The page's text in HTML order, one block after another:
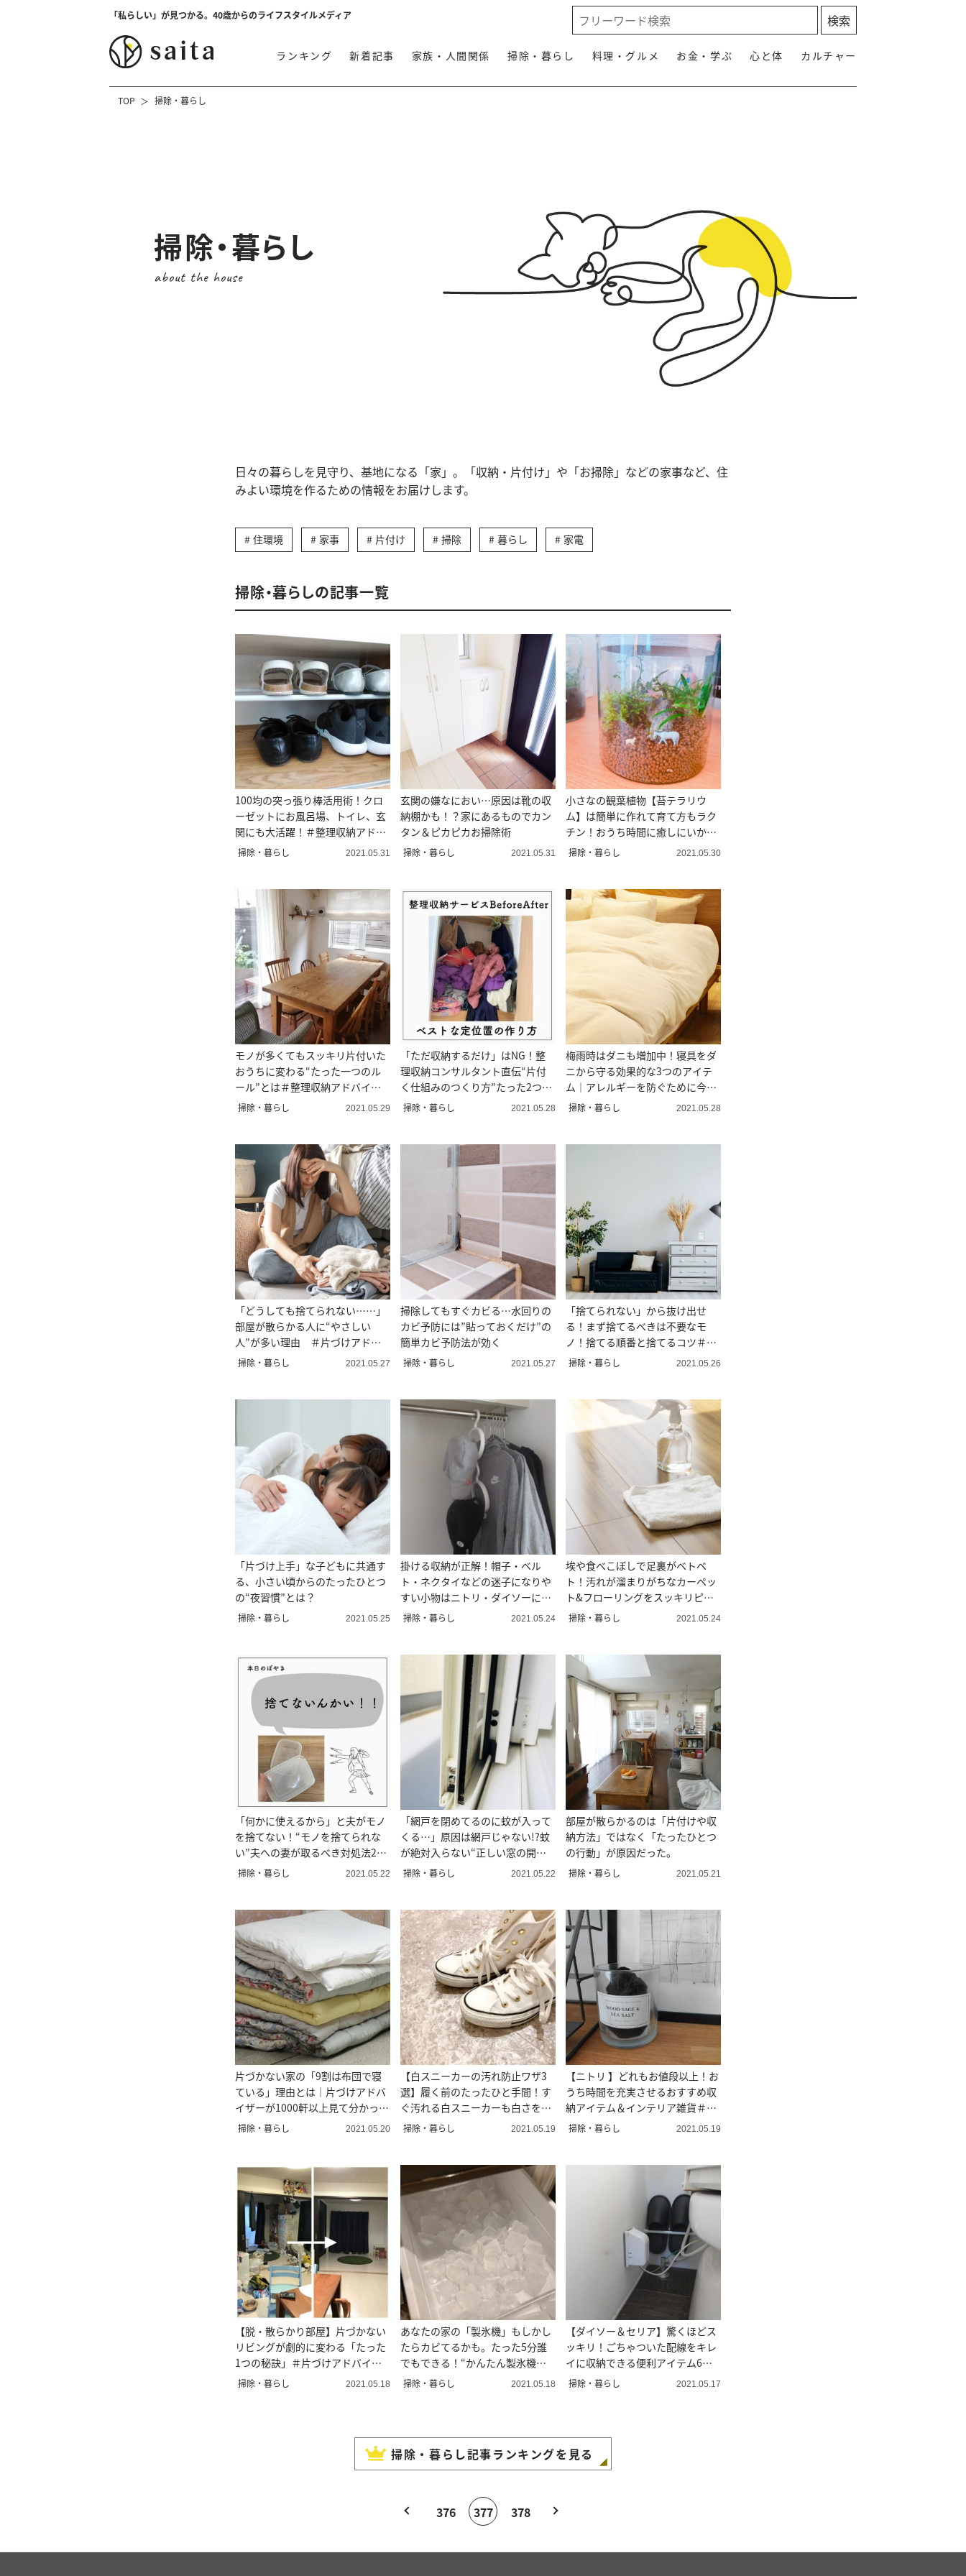
「私らしい」が見つかる。40歳からのライフスタイルメディア
ランキング 新着記事 家族・人間関係 掃除・暮らし 料理・グルメ お金・学ぶ 心と体 カルチャー
TOP 掃除・暮らし
掃除・暮らし
about the house
日々の暮らしを見守り、基地になる「家」。「収納・片付け」や「お掃除」などの家事など、住
みよい環境を作るための情報をお届けします。
住環境 家事 片付け 掃除 暮らし 家電
掃除・暮らしの記事一覧
100均の突っ張り棒活用術！クロ
ーゼットにお風呂場、トイレ、玄
関にも大活躍！＃整理収納アドバ
イザー直伝
掃除・暮らし 2021.05.31
玄関の嫌なにおい…原因は靴の収
納棚かも！？家にあるものでカン
タン＆ピカピカお掃除術
掃除・暮らし 2021.05.31
小さなの観葉植物【苔テラリウ
ム】は簡単に作れて育て方もラク
チン！おうち時間に癒しにいか
が？
掃除・暮らし 2021.05.30
モノが多くてもスッキリ片付いた
おうちに変わる“たった一つのル
ール”とは＃整理収納アドバイザ
ー直伝
掃除・暮らし 2021.05.29
「ただ収納するだけ」はNG！整
理収納コンサルタント直伝“片付
く仕組みのつくり方”たった2つの
ポイント
掃除・暮らし 2021.05.28
梅雨時はダニも増加中！寝具をダ
ニから守る効果的な3つのアイテ
ム｜アレルギーを防ぐために今か
ら準備を
掃除・暮らし 2021.05.28
「どうしても捨てられない……」
部屋が散らかる人に“やさしい
人”が多い理由 ＃片づけアドバ
イザー直伝
掃除・暮らし 2021.05.27
掃除してもすぐカビる…水回りの
カビ予防には”貼っておくだけ”の
簡単カビ予防法が効く
掃除・暮らし 2021.05.27
「捨てられない」から抜け出せ
る！まず捨てるべきは不要なモ
ノ！捨てる順番と捨てるコツ＃整
理収納アドバイザー直伝
掃除・暮らし 2021.05.26
「片づけ上手」な子どもに共通す
る、小さい頃からのたったひとつ
の“夜習慣”とは？
掃除・暮らし 2021.05.25
掛ける収納が正解！帽子・ベル
ト・ネクタイなどの迷子になりや
すい小物はニトリ・ダイソーにお
任せ！＃整理収納アドバイザー直
掃除・暮らし 2021.05.24
埃や食べこぼしで足裏がベトベ
ト！汚れが溜まりがちなカーペッ
ト&フローリングをスッキリピカ
ピカにする裏ワザ
掃除・暮らし 2021.05.24
「何かに使えるから」と夫がモノ
を捨てない！“モノを捨てられな
い”夫への妻が取るべき対処法2つ
のポイント
掃除・暮らし 2021.05.22
「網戸を閉めてるのに蚊が入って
くる…」原因は網戸じゃない!?蚊
が絶対入らない“正しい窓の開け
方”
掃除・暮らし 2021.05.22
部屋が散らかるのは「片付けや収
納方法」ではなく「たったひとつ
の行動」が原因だった。
掃除・暮らし 2021.05.21
片づかない家の「9割は布団で寝
ている」理由とは｜片づけアドバ
イザーが1000軒以上見て分かった
コト
掃除・暮らし 2021.05.20
【白スニーカーの汚れ防止ワザ3
選】履く前のたったひと手間！す
ぐ汚れる白スニーカーも白さをキ
ープできる
掃除・暮らし 2021.05.19
【ニトリ 】どれもお値段以上！お
うち時間を充実させるおすすめ収
納アイテム＆インテリア雑貨＃整
理収納アドバイザー直伝
掃除・暮らし 2021.05.19
【脱・散らかり部屋】片づかない
リビングが劇的に変わる「たった
1つの秘訣」＃片づけアドバイザ
ー直伝
掃除・暮らし 2021.05.18
あなたの家の「製氷機」もしかし
たらカビてるかも。たった5分誰
でもできる！“かんたん製氷機掃
除術”
掃除・暮らし 2021.05.18
【ダイソー＆セリア】驚くほどス
ッキリ！ごちゃついた配線をキレ
イに収納できる便利アイテム6選
＃整理収納アドバイザーおすすめ
掃除・暮らし 2021.05.17
掃除・暮らし記事ランキングを見る
376 377 378